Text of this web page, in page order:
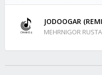
JODOOGAR
MEHRNIGOR